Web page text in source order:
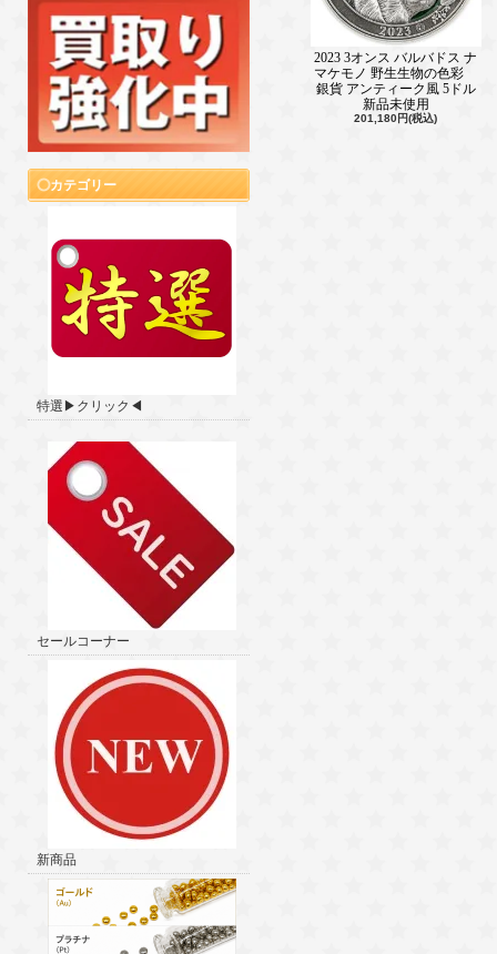
カテゴリー
特選▶クリック◀
セールコーナー
新商品
2023 3オンス バルバドス ナ
マケモノ 野生生物の色彩
銀貨 アンティーク風 5ドル
新品未使用
201,180円(税込)